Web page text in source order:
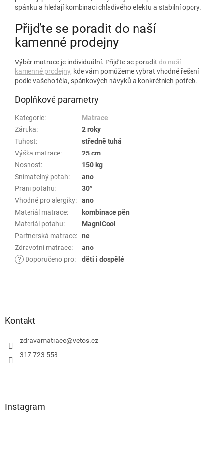
spánku a hledají kombinaci chladivého efektu a stabilní opory.
Přijďte se poradit do naší
kamenné prodejny
Výběr matrace je individuální. Přijďte se poradit do naší
kamenné prodejny, kde vám pomůžeme vybrat vhodné řešení
podle vašeho těla, spánkových návyků a konkrétních potřeb.
Doplňkové parametry
Kategorie:
Matrace
Záruka:
2 roky
Tuhost:
středně tuhá
Výška matrace:
25 cm
Nosnost:
150 kg
Snímatelný potah:
ano
Praní potahu:
30°
Vhodné pro alergiky:
ano
Materiál matrace:
kombinace pěn
Materiál potahu:
MagniCool
Partnerská matrace:
ne
Zdravotní matrace:
ano
?
Doporučeno pro: děti i dospělé
pKontakt
zdravamatrace@vetos.cz
317 723 558
Instagram